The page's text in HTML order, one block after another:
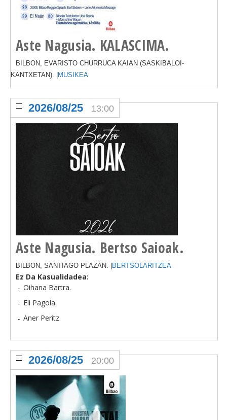
Aste Nagusia. KALASCIMA.
BILBON, EVARISTO CHURRUCA KAIAN (SASKIBALOI-
KANTXETAN). |
MUSIKEA
Aste Nagusia. Bertso Saioak.
2026/08/25 13:00
BILBON, SANTIAGO PLAZAN. | BERTSOLARITZEA
Ez Da Kasualidadea:
Oihana Bartra.
Eli Pagola.
Aner Peritz.
2026/08/25 20:00